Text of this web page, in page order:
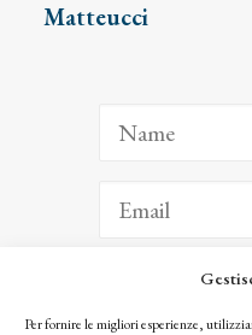
Per fornire le migliori esperienze,
Matteucci